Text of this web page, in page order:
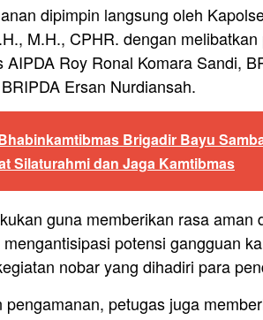
dipimpin langsung oleh
M.H., CPHR. dengan melibatkan
AIPDA Roy Ronal Komara Sandi,
Ersan Nurdiansah.
Brigadir Bayu
Silaturahmi dan Jaga Kamtibmas
guna memberikan rasa aman
potensi gangguan
nobar yang dihadiri para
pengamanan, petugas juga